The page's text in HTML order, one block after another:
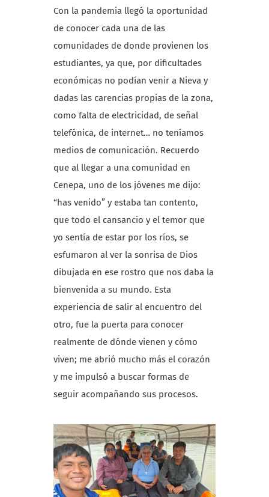
Con la pandemia llegó la oportunidad
de conocer cada una de las
comunidades de donde provienen los
estudiantes, ya que, por dificultades
económicas no podían venir a Nieva y
dadas las carencias propias de la zona,
como falta de electricidad, de señal
telefónica, de internet… no teníamos
medios de comunicación. Recuerdo
que al llegar a una comunidad en
Cenepa, uno de los jóvenes me dijo:
“has venido” y estaba tan contento,
que todo el cansancio y el temor que
yo sentía de estar por los ríos, se
esfumaron al ver la sonrisa de Dios
dibujada en ese rostro que nos daba la
bienvenida a su mundo. Esta
experiencia de salir al encuentro del
otro, fue la puerta para conocer
realmente de dónde vienen y cómo
viven; me abrió mucho más el corazón
y me impulsó a buscar formas de
seguir acompañando sus procesos.